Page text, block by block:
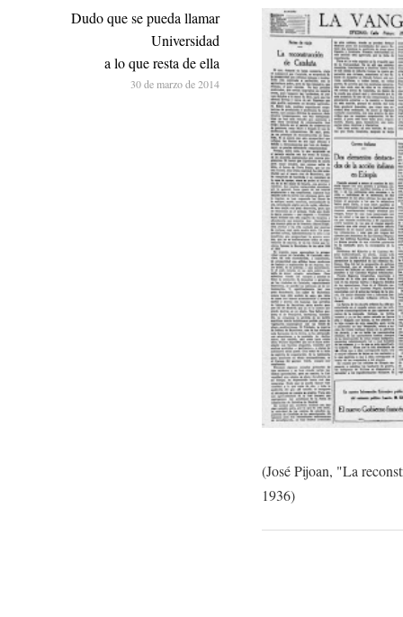
(José Pijoan, "La
1936)
Dudo que se pueda llamar
Universidad
a lo que resta de ella
30 de marzo de 2014